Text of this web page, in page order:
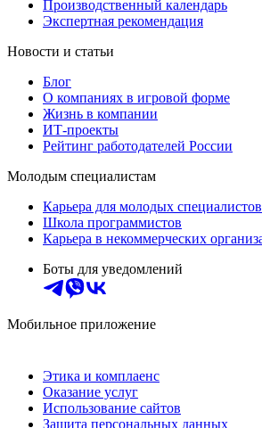
Производственный календарь
Экспертная рекомендация
Новости и статьи
Блог
О компаниях в игровой форме
Жизнь в компании
ИТ-проекты
Рейтинг работодателей России
Молодым специалистам
Карьера для молодых специалистов
Школа программистов
Карьера в некоммерческих
Боты для уведомлений
Мобильное приложение
Этика и комплаенс
Оказание услуг
Использование сайтов
Защита персональных данных